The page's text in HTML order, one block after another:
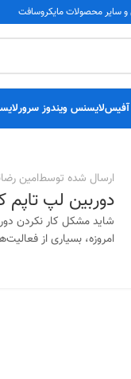
و سایر محصولات مایکروسافت
آفیسلایسنس ویندوز سرور
ارسال شده توسطامین
دوربین لپ
شاید مشکل کار نکردن
امروزه، بسیاری از